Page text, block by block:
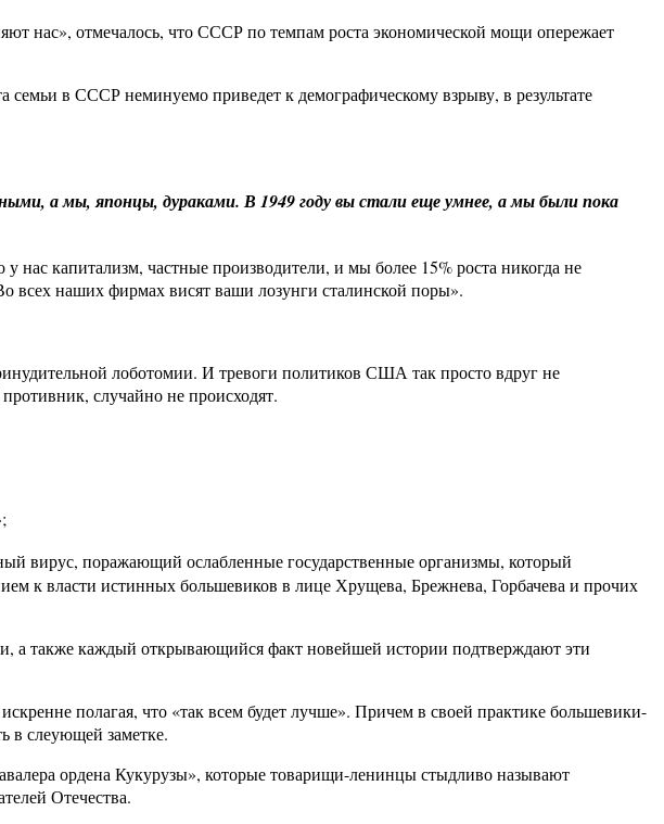
нас», отмечалось, что СССР по темпам роста экономической мощи опережает
в СССР неминуемо приведет к демографическому взрыву, в результате
а мы, японцы, дураками. В 1949 году вы стали еще умнее, а мы были пока
нас капитализм, частные производители, и мы более 15% роста никогда не
всех наших фирмах висят ваши лозунги сталинской поры».
лоботомии. И тревоги политиков США так просто вдруг не
случайно не происходят.
вирус, поражающий ослабленные государственные организмы, который
к власти истинных большевиков в лице Хрущева, Брежнева, Горбачева и прочих
а также каждый открывающийся факт новейшей истории подтверждают эти
полагая, что «так всем будет лучше». Причем в своей практике большевики-
в слеующей заметке.
ордена Кукурузы», которые товарищи-ленинцы стыдливо называют
Отечества.